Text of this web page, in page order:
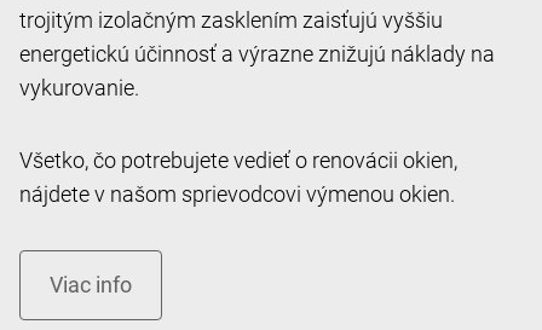
trojitým izolačným zasklením zaisťujú vyššiu
energetickú účinnosť a výrazne znižujú náklady na
vykurovanie.
Všetko, čo potrebujete vedieť o renovácii okien,
nájdete v našom sprievodcovi výmenou okien.